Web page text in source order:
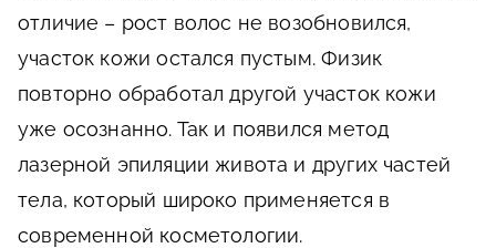
отличие – рост волос не возобновился,
участок кожи остался пустым. Физик
повторно обработал другой участок кожи
уже осознанно. Так и появился метод
лазерной эпиляции живота и других частей
тела, который широко применяется в
современной косметологии.